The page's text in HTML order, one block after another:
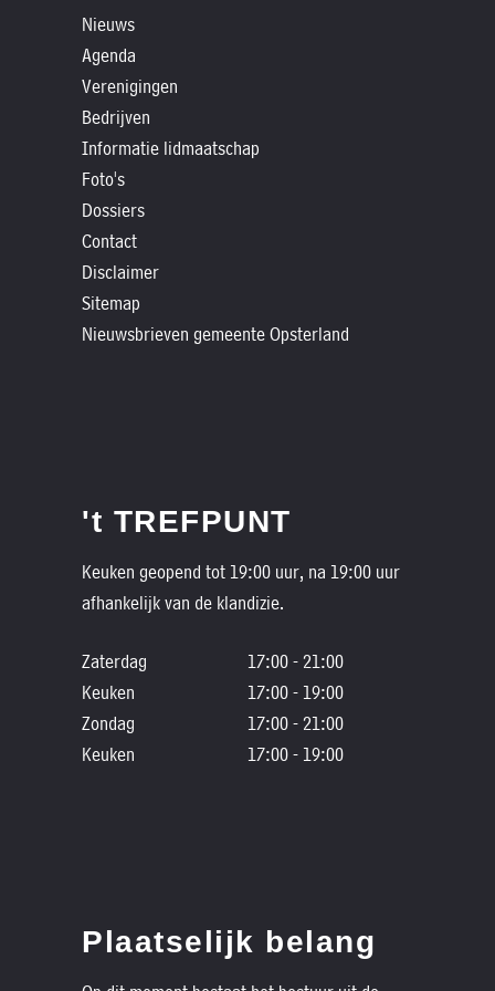
Nieuws
Agenda
Verenigingen
Bedrijven
Informatie lidmaatschap
Foto's
Dossiers
Contact
Disclaimer
Sitemap
Nieuwsbrieven gemeente Opsterland
't TREFPUNT
Keuken geopend tot 19:00 uur, na 19:00 uur
afhankelijk van de klandizie.
Zaterdag
17:00 - 21:00
Keuken
17:00 - 19:00
Zondag
17:00 - 21:00
Keuken
17:00 - 19:00
Plaatselijk belang
Historische
verhalen
Dossiers
Contact
Nieuwsbrieven
gemeente
Opsterland